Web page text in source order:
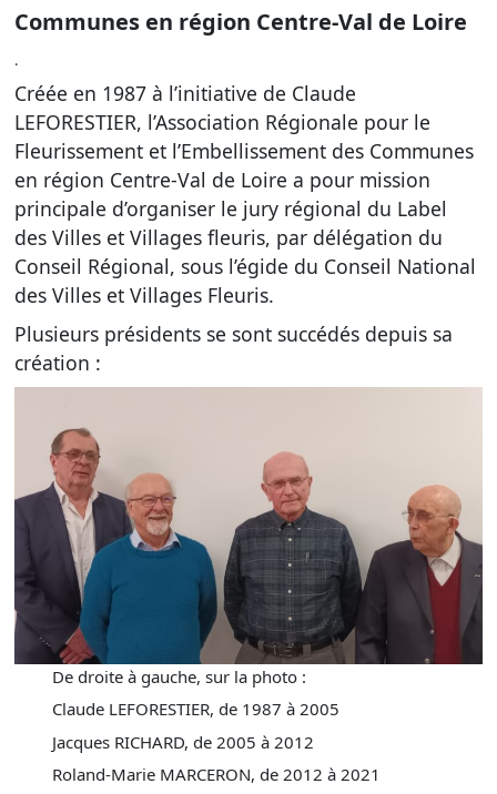
Communes en région Centre-Val de Loire
.
Créée en 1987 à l’initiative de Claude
LEFORESTIER, l’Association Régionale pour le
Fleurissement et l’Embellissement des Communes
en région Centre-Val de Loire a pour mission
principale d’organiser le jury régional du Label
des Villes et Villages fleuris, par délégation du
Conseil Régional, sous l’égide du Conseil National
des Villes et Villages Fleuris.
Plusieurs présidents se sont succédés depuis sa
création :
De droite à gauche, sur la photo :
Claude LEFORESTIER, de 1987 à 2005
Jacques RICHARD, de 2005 à 2012
Roland-Marie MARCERON, de 2012 à 2021